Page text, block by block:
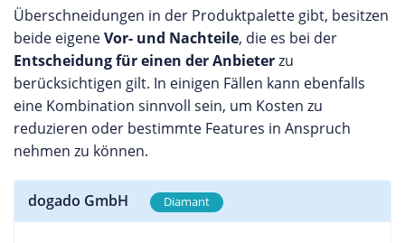
Überschneidungen in der Produktpalette gibt, besitzen
beide eigeneVor- und Nachteile, die es bei der
Entscheidung für einen der Anbieterzu
berücksichtigen gilt. In einigen Fällen kann ebenfalls
eine Kombination sinnvoll sein, um Kosten zu
reduzieren oder bestimmte Features in Anspruch
nehmen zu können.
dogado GmbH Diamant